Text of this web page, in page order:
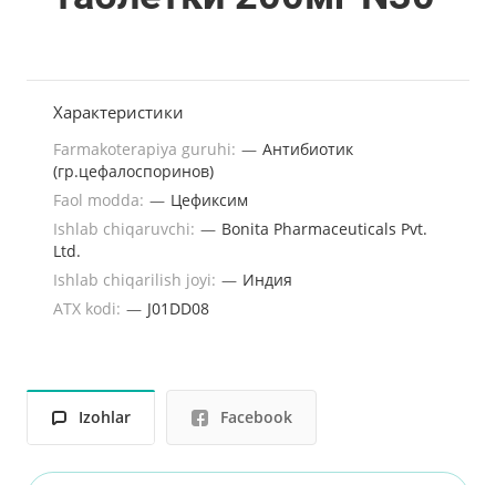
Характеристики
Farmakoterapiya guruhi: — Антибиотик
(гр.цефалоспоринов)
Faol modda: — Цефиксим
Ishlab chiqaruvchi: — Bonita Pharmaceuticals Pvt.
Ltd.
Ishlab chiqarilish joyi: — Индия
ATX kodi: — J01DD08
Izohlar Facebook